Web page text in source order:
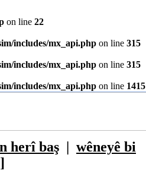
on line 22
includes/mx_api.php on line 315
includes/mx_api.php on line 315
includes/mx_api.php on line 1415
herî baş | wêneyê bi